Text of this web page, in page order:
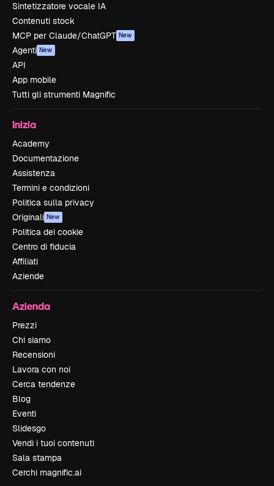
Sintetizzatore vocale IA
Contenuti stock
MCP per Claude/ChatGPT New
Agenti New
API
App mobile
Tutti gli strumenti Magnific
Inizia
Academy
Documentazione
Assistenza
Termini e condizioni
Politica sulla privacy
Originali New
Politica dei cookie
Centro di fiducia
Affiliati
Aziende
Azienda
Prezzi
Chi siamo
Recensioni
Lavora con noi
Cerca tendenze
Blog
Eventi
Slidesgo
Vendi i tuoi contenuti
Sala stampa
Cerchi magnific.ai